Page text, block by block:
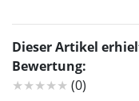
Dieser Artikel
Bewertung:
★★★★★ (0)